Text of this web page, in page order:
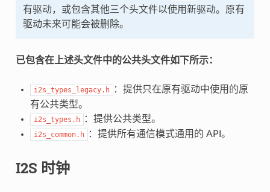
有驱动，或包含其他三个头文件以使用新驱动。原有
驱动未来可能会被删除。
已包含在上述头文件中的公共头文件如下所示：
i2s_types_legacy.h
：提供只在原有驱动中使用的原
有公共类型。
i2s_types.h ：提供公共类型。
i2s_common.h ：提供所有通信模式通用的 API。
I2S 时钟